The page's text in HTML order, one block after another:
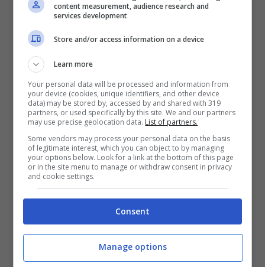
Moda
Test dello shopping
compulsivo: quanto sei
dipendente?
content measurement, audience research and
services development
Store and/or access information on a device
Learn more
Your personal data will be processed and information from
your device (cookies, unique identifiers, and other device
data) may be stored by, accessed by and shared with 319
partners, or used specifically by this site. We and our partners
may use precise geolocation data. List of partners.
Some vendors may process your personal data on the basis
of legitimate interest, which you can object to by managing
your options below. Look for a link at the bottom of this page
or in the site menu to manage or withdraw consent in privacy
and cookie settings.
Consent
Manage options